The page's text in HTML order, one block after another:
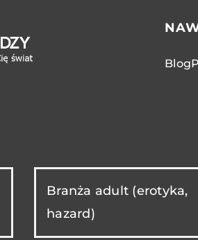
Blog
Branża adult (erotyka,
hazard)